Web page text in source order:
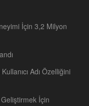
İçin 3,2 Milyon
Adı Özelliğini
İçin